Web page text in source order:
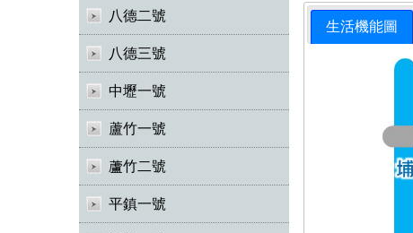
八德二號
八德三號
中壢一號
蘆竹一號
蘆竹二號
平鎮一號
生活機能圖